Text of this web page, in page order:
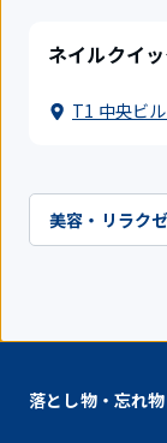
ネイルクイ
T1 中央ビ
美容・リラク
落とし物・忘れ物